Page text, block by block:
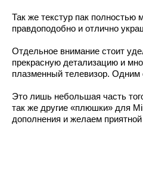
Так же текстур пак полностью
правдоподобно и отлично
Отдельное внимание стоит
прекрасную детализацию и
плазменный телевизор. Одним
Это лишь небольшая часть
так же другие «плюшки» для
дополнения и желаем приятной